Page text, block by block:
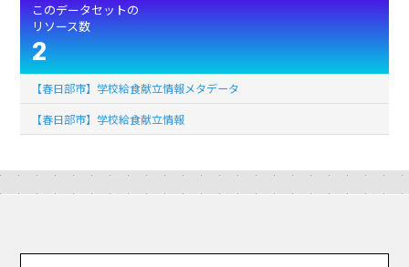
このデータセットの
リソース数
2
【春日部市】学校給食献立情報メタデータ
【春日部市】学校給食献立情報